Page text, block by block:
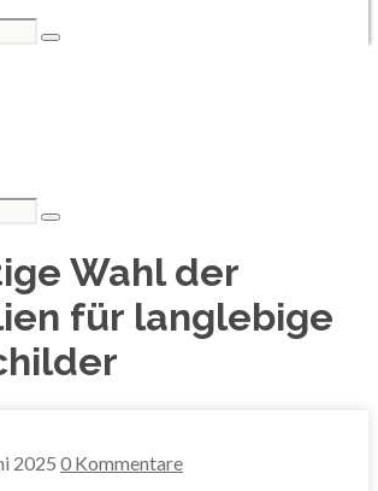
Wahl der
für langlebige
2025 0 Kommentare